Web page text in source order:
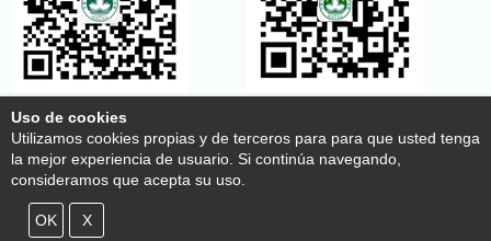
Cláusulas de utilização
Declaração de Recolha de Dados Pessoais
Política de cookies
© Copyright 2020 Delegação da Região Administrativa Especial de
Macau em Pequim Todos os direitos reservados.
Uso de cookies
Utilizamos cookies propias y de terceros para para que usted tenga
la mejor experiencia de usuario. Si continúa navegando,
consideramos que acepta su uso.
OK X